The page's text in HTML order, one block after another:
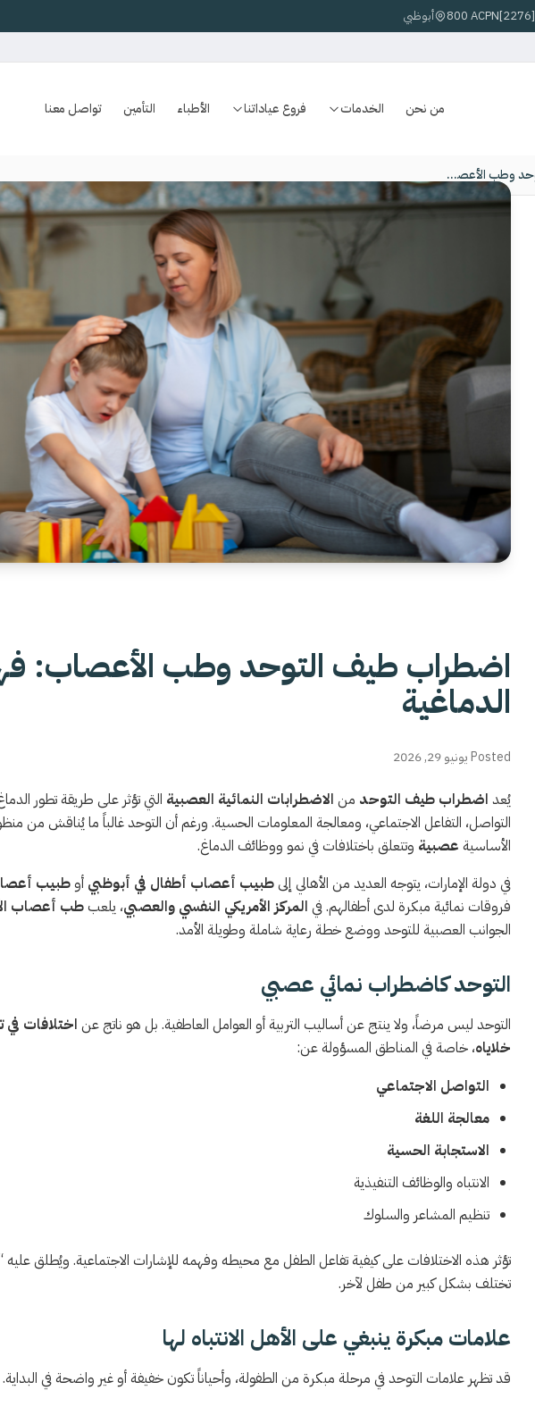
800 ACPN[2276] أبوظبي
من نحن الخدمات فروع عياداتنا الأطباء التأمين تواصل معنا
اضطراب طيف التوحد وطب الأعصاب: فهم الاختلافات الدماغية
اضطراب طيف التوحد وطب الأعصاب:
الدماغية
Posted يونيو 29, 2026
يُعد اضطراب طيف التوحد من الاضطرابات النمائية العصبية التي تؤثر على طريقة تطور
التواصل، التفاعل الاجتماعي، ومعالجة المعلومات الحسية. ورغم أن التوحد غالباً ما يُناقش من
الأساسية عصبية وتتعلق باختلافات في نمو ووظائف الدماغ.
في دولة الإمارات، يتوجه العديد من الأهالي إلىطبيب أعصاب أطفال في أبوظبي أوطبيب
فروقات نمائية مبكرة لدى أطفالهم. في المركز الأمريكي النفسي والعصبي، يلعبطب أعصاب
الجوانب العصبية للتوحد ووضع خطة رعاية شاملة وطويلة الأمد.
التوحد كاضطراب نمائي عصبي
التوحد ليس مرضاً، ولا ينتج عن أساليب التربية أو العوامل العاطفية. بل هو ناتج عن اختلافات في
خلاياه، خاصة في المناطق المسؤولة عن:
التواصل الاجتماعي
معالجة اللغة
الاستجابة الحسية
الانتباه والوظائف التنفيذية
تنظيم المشاعر والسلوك
تؤثر هذه الاختلافات على كيفية تفاعل الطفل مع محيطه وفهمه للإشارات الاجتماعية. ويُطلق
تختلف بشكل كبير من طفل لآخر.
علامات مبكرة ينبغي على الأهل الانتباه لها
قد تظهر علامات التوحد في مرحلة مبكرة من الطفولة، وأحياناً تكون خفيفة أو غير واضحة في البداية.